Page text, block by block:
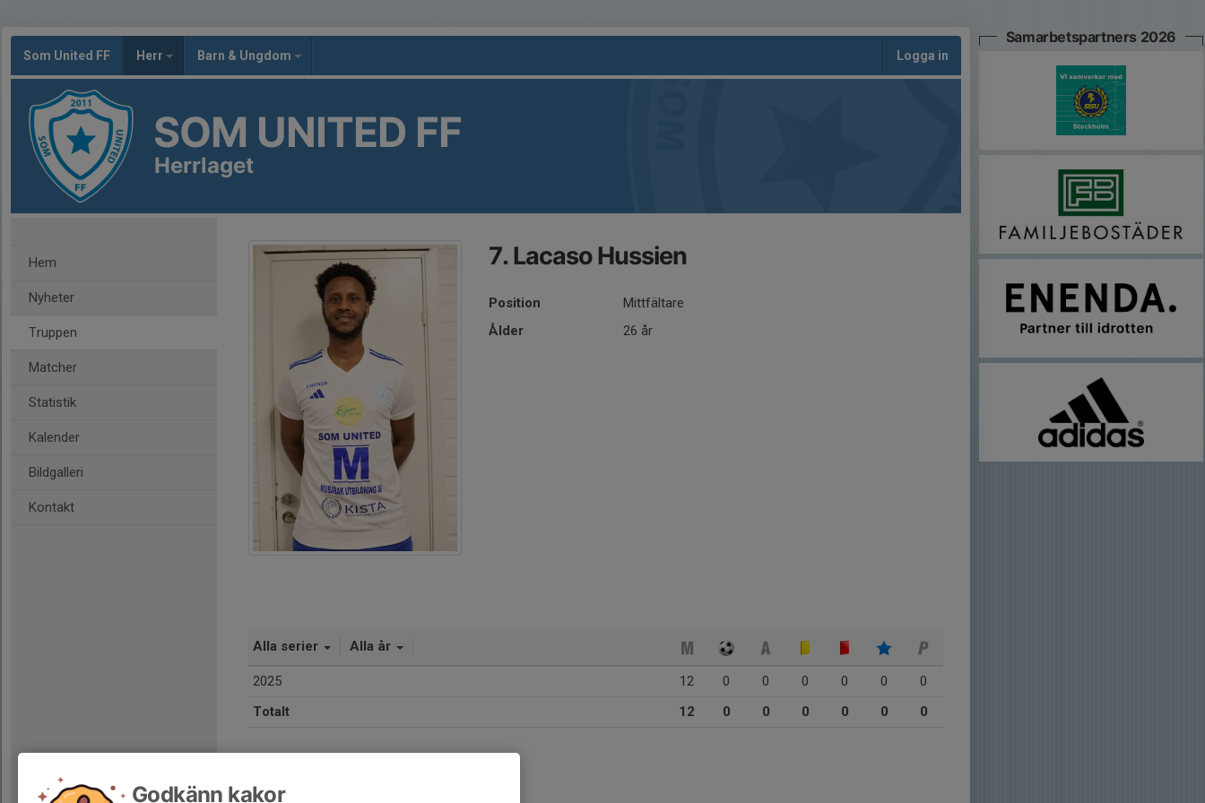
Som United FF Herr Barn & Ungdom Logga in
SOM UNITED FF
Herrlaget
Hem
Nyheter
Truppen
Matcher
Statistik
Kalender
Bildgalleri
Kontakt
7. Lacaso Hussien
Position
Mittfältare
Ålder
26 år
Alla serier Alla år
2025 12 0 0 0 0 0
0
Totalt
12 0 0 0 0 0 0
Samarbetspartners 2026
Godkänn kakor